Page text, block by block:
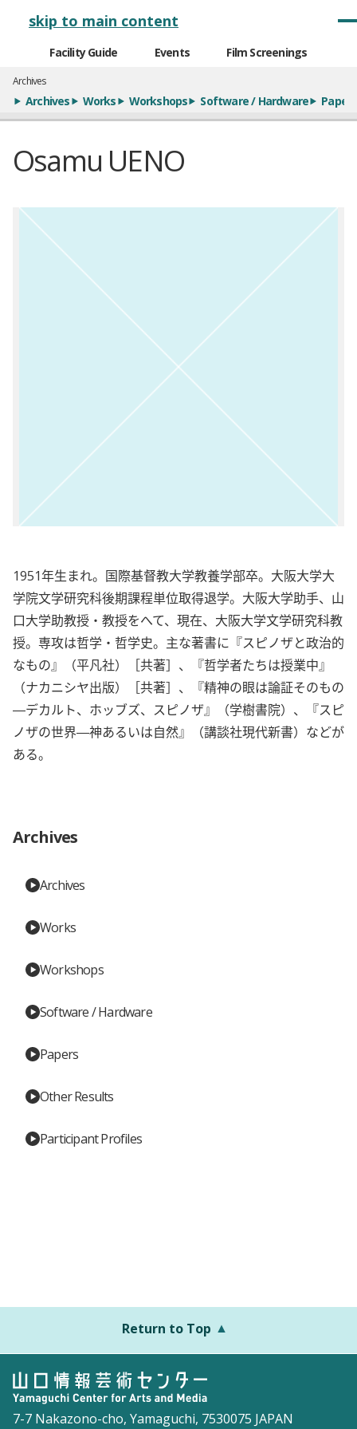
skip to main content
Facility Guide Events Film Screenings
Archives
Archives Works Workshops Software / Hardware Papers
Osamu UENO
1951年生まれ。国際基督教大学教養学部卒。大阪大学大
学院文学研究科後期課程単位取得退学。大阪大学助手、山
口大学助教授・教授をへて、現在、大阪大学文学研究科教
授。専攻は哲学・哲学史。主な著書に『スピノザと政治的
なもの』（平凡社）［共著］、『哲学者たちは授業中』
（ナカニシヤ出版）［共著］、『精神の眼は論証そのもの
―デカルト、ホッブズ、スピノザ』（学樹書院）、『スピ
ノザの世界―神あるいは自然』（講談社現代新書）などが
ある。
Archives
Archives
Works
Workshops
Software / Hardware
Papers
Other Results
Participant Profiles
Return to Top
7-7 Nakazono-cho, Yamaguchi, 7530075 JAPAN